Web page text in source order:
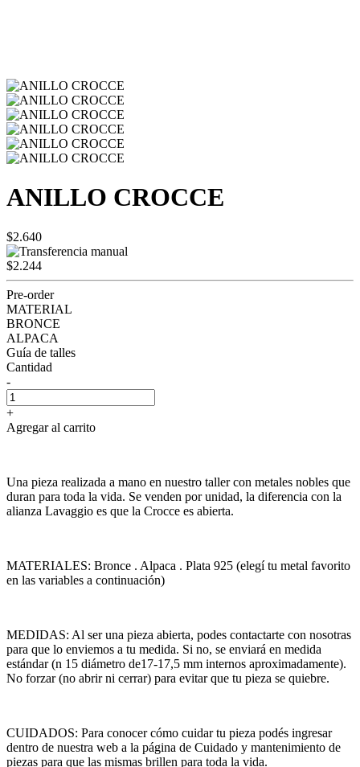
ANILLO CROCCE
$2.640
$2.244
Pre-order
MATERIAL
BRONCE
ALPACA
Guía de talles
Cantidad
-
+
Agregar al carrito
Una pieza realizada a mano en nuestro taller con metales nobles que
duran para toda la vida. Se venden por unidad, la diferencia con la
alianza Lavaggio es que la Crocce es abierta.
MATERIALES: Bronce . Alpaca . Plata 925 (elegí tu metal favorito
en las variables a continuación)
MEDIDAS: Al ser una pieza abierta, podes contactarte con nosotras
para que lo enviemos a tu medida. Si no, se enviará en medida
estándar (n 15 diámetro de17-17,5 mm internos aproximadamente).
No forzar (no abrir ni cerrar) para evitar que tu pieza se quiebre.
CUIDADOS: Para conocer cómo cuidar tu pieza podés ingresar
dentro de nuestra web a la página de Cuidado y mantenimiento de
piezas para que las mismas brillen para toda la vida.